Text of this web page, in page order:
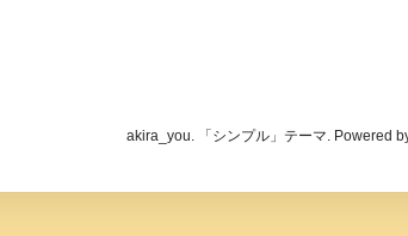
akira_you. 「シンプル」テーマ. Powered